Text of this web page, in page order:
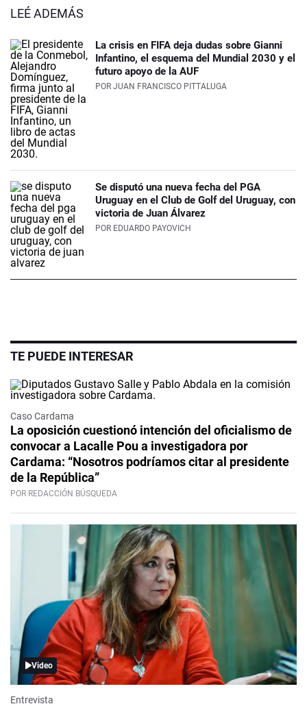
LEÉ ADEMÁS
La crisis en FIFA deja dudas sobre Gianni
Infantino, el esquema del Mundial 2030 y el
futuro apoyo de la AUF
POR JUAN FRANCISCO PITTALUGA
Se disputó una nueva fecha del PGA
Uruguay en el Club de Golf del Uruguay, con
victoria de Juan Álvarez
POR EDUARDO PAYOVICH
TE PUEDE INTERESAR
Caso Cardama
La oposición cuestionó intención del oficialismo de
convocar a Lacalle Pou a investigadora por
Cardama: “Nosotros podríamos citar al presidente
de la República”
POR REDACCIÓN BÚSQUEDA
Video
Entrevista